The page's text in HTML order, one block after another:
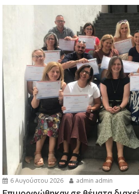
6 Αυγούστου 2026 admin admin